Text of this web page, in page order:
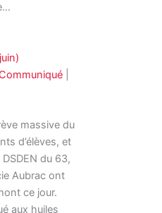
Communiqué
massive du
d’élèves, et
du 63,
Aubrac ont
ce jour.
aux huiles